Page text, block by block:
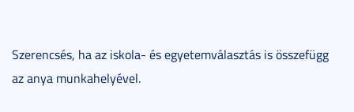
Szerencsés, ha az iskola- és egyetemválasztás is összefügg
az anya munkahelyével.